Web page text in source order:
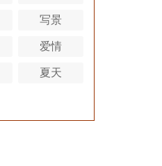
写景
爱情
夏天